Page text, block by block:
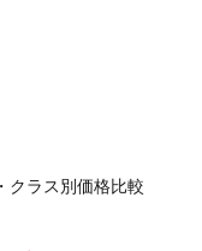
クラス別価格比較